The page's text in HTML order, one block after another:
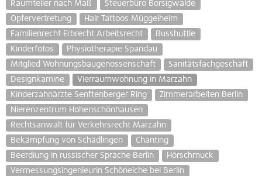
Raumteiler nach Maß
Steuerbüro Borsigwalde
Opfervertretung
Hair Tattoos Müggelheim
Familienrecht Erbrecht Arbeitsrecht
Busshuttle
Kinderfotos
Physiotherapie Spandau
Mitglied Wohnungsbaugenossenschaft
Sanitätsfachgeschäft
Designkamine
Vierraumwohnung in Marzahn
Kinderzahnärzte Senftenberger Ring
Zimmerarbeiten Berlin
Nierenzentrum Hohenschönhausen
Rechtsanwalt für Verkehrsrecht Marzahn
Bekämpfung von Schädlingen
Chanting
Beerdiung in russischer Sprache Berlin
Hörschmuck
Vermessungsingenieurin Schöneiche bei Berlin